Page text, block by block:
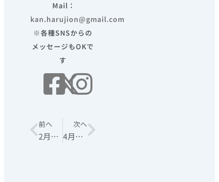
Mail：
kan.harujion@gmail.com
※各種SNSからの
メッセージもOKで
す
Prev
前へ
2月営業カレンダー
次へ
4月営業カレンダー Next